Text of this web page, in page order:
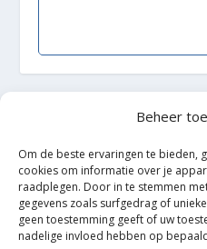
Beheer
Om de beste ervaringen te bieden,
cookies om informatie over je
raadplegen. Door in te stemmen
gegevens zoals surfgedrag of
geen toestemming geeft of uw
nadelige invloed hebben op